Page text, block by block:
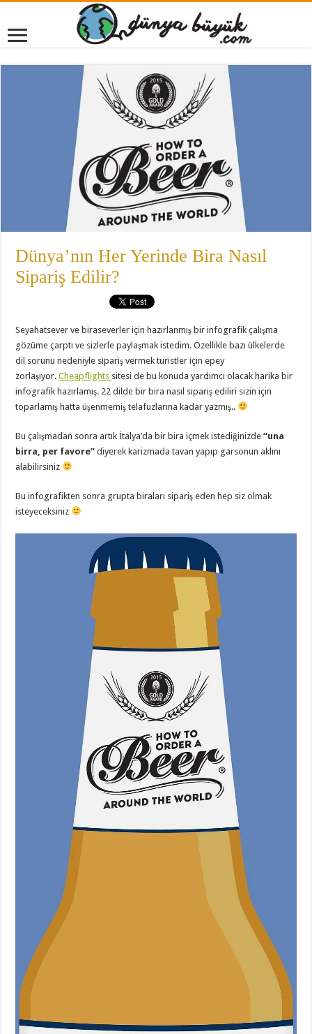
Dünya’nın Her Yerinde Bira Nasıl
Sipariş Edilir?
Seyahatsever ve biraseverler için hazırlanmış bir infografik çalışma
gözüme çarptı ve sizlerle paylaşmak istedim. Özellikle bazı ülkelerde
dil sorunu nedeniyle sipariş vermek turistler için epey
zorlaşıyor.Cheapflights sitesi de bu konuda yardımcı olacak harika bir
infografik hazırlamış. 22 dilde bir bira nasıl sipariş ediliri sizin için
toparlamış hatta üşenmemiş telafuzlarına kadar yazmış..
Bu çalışmadan sonra artık İtalya’da bir bira içmek istediğinizde“una
birra, per favore”diyerek karizmada tavan yapıp garsonun aklını
alabilirsiniz
Bu infografikten sonra grupta biraları sipariş eden hep siz olmak
isteyeceksiniz